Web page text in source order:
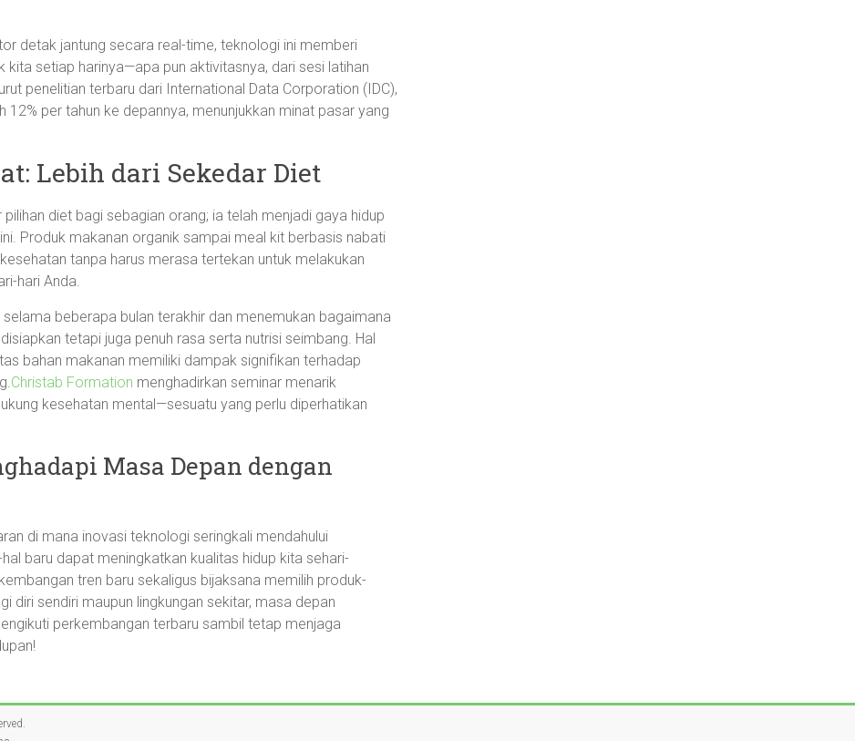
detak jantung secara real-time, teknologi ini memberi
setiap harinya—apa pun aktivitasnya, dari sesi latihan
penelitian terbaru dari International Data Corporation (IDC),
per tahun ke depannya, menunjukkan minat pasar yang
Lebih dari Sekedar Diet
diet bagi sebagian orang; ia telah menjadi gaya hidup
Produk makanan organik sampai meal kit berbasis nabati
tanpa harus merasa tertekan untuk melakukan
hari Anda.
beberapa bulan terakhir dan menemukan bagaimana
tetapi juga penuh rasa serta nutrisi seimbang. Hal
bahan makanan memiliki dampak signifikan terhadap
Christab Formation menghadirkan seminar menarik
kesehatan mental—sesuatu yang perlu diperhatikan
Masa Depan dengan
di mana inovasi teknologi seringkali mendahului
baru dapat meningkatkan kualitas hidup kita sehari-
tren baru sekaligus bijaksana memilih produk-
diri sendiri maupun lingkungan sekitar, masa depan
perkembangan terbaru sambil tetap menjaga